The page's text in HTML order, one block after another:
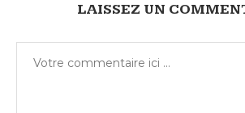
LAISSEZ UN